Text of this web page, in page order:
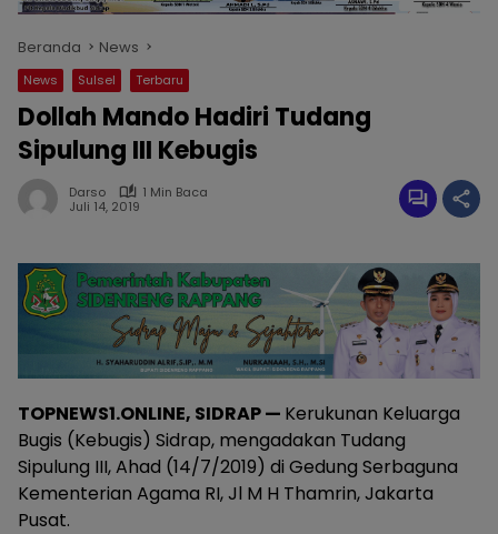
Beranda News
News Sulsel Terbaru
Dollah Mando Hadiri Tudang
Sipulung III Kebugis
Darso
1 Min Baca
Juli 14, 2019
TOPNEWS1.ONLINE, SIDRAP — Kerukunan Keluarga
Bugis (Kebugis) Sidrap, mengadakan Tudang
Sipulung III, Ahad (14/7/2019) di Gedung Serbaguna
Kementerian Agama RI, Jl M H Thamrin, Jakarta
Pusat.